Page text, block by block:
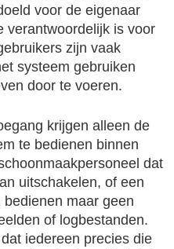
voor de eigenaar
verantwoordelijk is voor
zijn vaak
systeem gebruiken
door te voeren.
krijgen alleen de
te bedienen binnen
dat
uitschakelen, of een
maar geen
of logbestanden.
iedereen precies die